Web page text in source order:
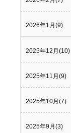
2026年1月(9)
2025年12月(10)
2025年11月(9)
2025年10月(7)
2025年9月(3)